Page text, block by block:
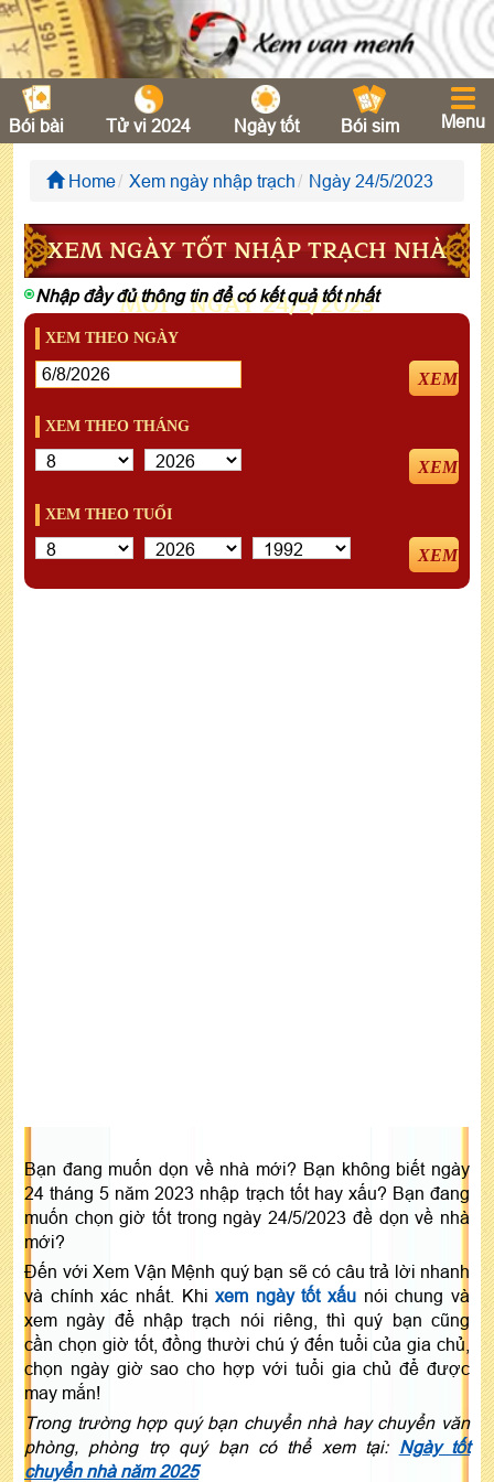
Bói bài Tử vi 2024 Ngày tốt Bói sim Menu
Home Xem ngày nhập trạch Ngày 24/5/2023
XEM NGÀY TỐT NHẬP TRẠCH NHÀ
MỚI - NGÀY 24/5/2023
Nhập đầy đủ thông tin để có kết quả tốt nhất
XEM THEO NGÀY
XEM
XEM THEO THÁNG
XEM
XEM THEO TUỔI
XEM
Bạn đang muốn dọn về nhà mới? Bạn không biết ngày
24 tháng 5 năm 2023 nhập trạch tốt hay xấu? Bạn đang
muốn chọn giờ tốt trong ngày 24/5/2023 đề dọn về nhà
mới?
Đến với Xem Vận Mệnh quý bạn sẽ có câu trả lời nhanh
và chính xác nhất. Khixem ngày tốt xấu nói chung và
xem ngày để nhập trạch nói riêng, thì quý bạn cũng
cần chọn giờ tốt, đồng thười chú ý đến tuổi của gia chủ,
chọn ngày giờ sao cho hợp với tuổi gia chủ để được
may mắn!
Trong trường hợp quý bạn chuyển nhà hay chuyển văn
phòng, phòng trọ quý bạn có thể xem tại: Ngày tốt
chuyển nhà năm 2025